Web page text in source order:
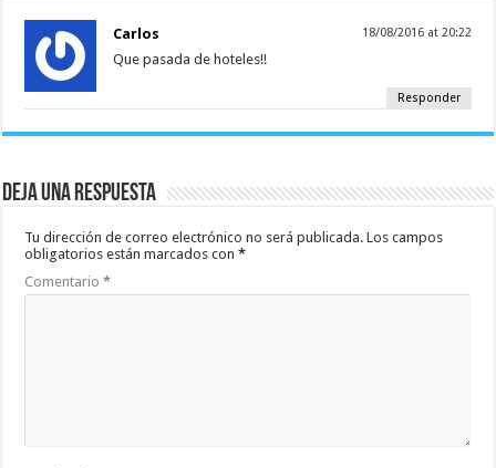
Carlos 18/08/2016 at 20:22
Que pasada de hoteles!!
Responder
Deja una respuesta
Tu dirección de correo electrónico no será publicada. Los campos
obligatorios están marcados con*
Comentario*